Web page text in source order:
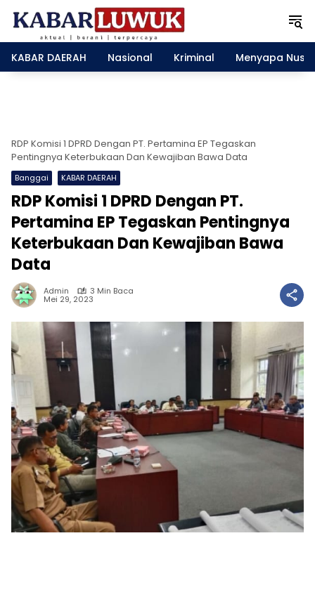
KABAR DAERAH Nasional Kriminal Menyapa
RDP Komisi 1 DPRD Dengan PT. Pertamina EP Tegaskan
Pentingnya Keterbukaan Dan Kewajiban Bawa Data
Banggai KABAR DAERAH
RDP Komisi 1 DPRD Dengan PT.
Pertamina EP Tegaskan Pentingnya
Keterbukaan Dan Kewajiban Bawa
Data
Admin 3 Min Baca
Mei 29, 2023